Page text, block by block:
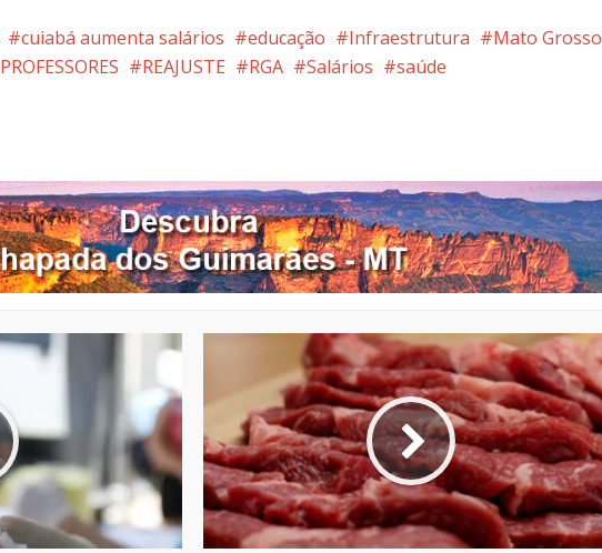
cuiabá aumenta salários educação Infraestrutura
Mato Grosso
PROFESSORES REAJUSTE RGA Salários saúde